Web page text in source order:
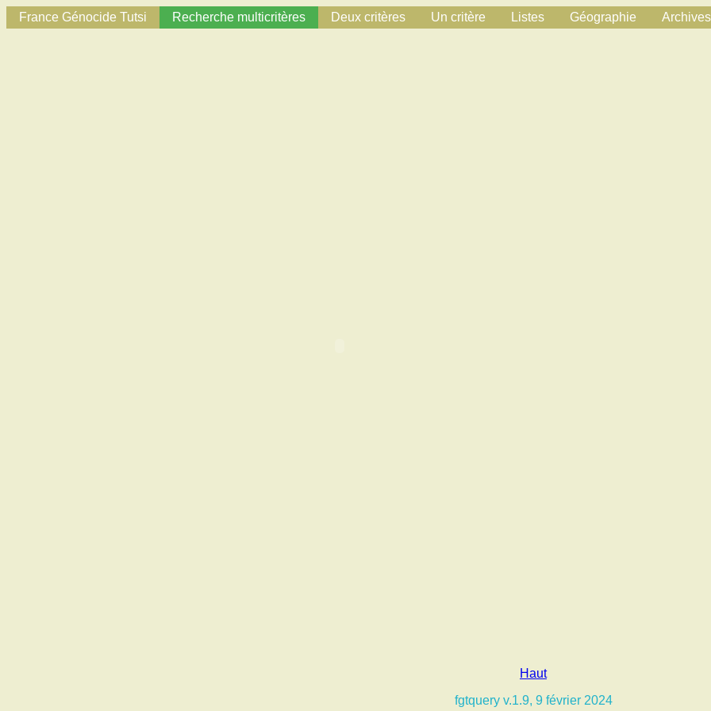
France Génocide Tutsi Recherche multicritères Deux critères Un critère Listes Géographie Archives
Haut
fgtquery v.1.9, 9 février 2024